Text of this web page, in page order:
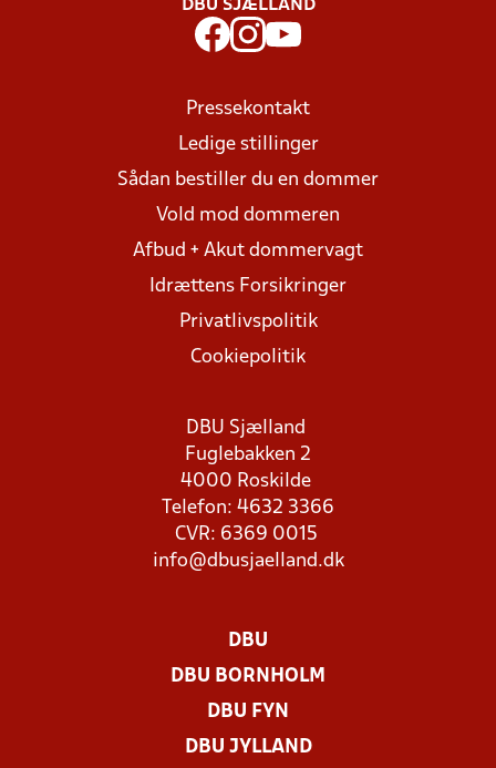
DBU SJÆLLAND
Pressekontakt
Ledige stillinger
Sådan bestiller du en dommer
Vold mod dommeren
Afbud + Akut dommervagt
Idrættens Forsikringer
Privatlivspolitik
Cookiepolitik
DBU Sjælland
Fuglebakken 2
4000 Roskilde
Telefon: 4632 3366
CVR: 6369 0015
info@dbusjaelland.dk
DBU
DBU BORNHOLM
DBU FYN
DBU JYLLAND